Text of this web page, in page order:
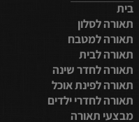
בית
תאורה לסלון
תאורה למטבח
תאורה לבית
תאורה לחדר שינה
תאורה לפינת אוכל
תאורה לחדרי ילדים
מבצעי תאורה